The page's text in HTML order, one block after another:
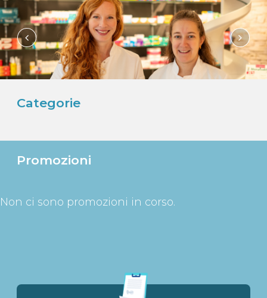
Contatto
Unsere Leistungen
Categorie
Promozioni
Non ci sono promozioni in corso.